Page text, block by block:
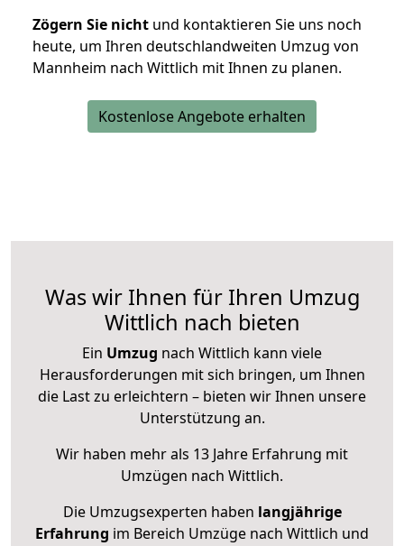
Zögern Sie nicht und kontaktieren Sie uns noch
heute, um Ihren deutschlandweiten Umzug von
Mannheim nach Wittlich mit Ihnen zu planen.
Kostenlose Angebote erhalten
Was wir Ihnen für Ihren Umzug
Wittlich nach bieten
Ein Umzug nach Wittlich kann viele
Herausforderungen mit sich bringen, um Ihnen
die Last zu erleichtern – bieten wir Ihnen unsere
Unterstützung an.
Wir haben mehr als 13 Jahre Erfahrung mit
Umzügen nach Wittlich.
Die Umzugsexperten haben langjährige
Erfahrung im Bereich Umzüge nach Wittlich und